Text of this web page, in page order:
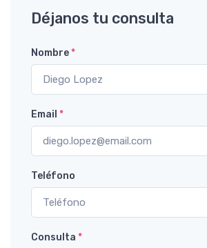
Déjanos tu consulta
Nombre*
Email *
Teléfono
Consulta *